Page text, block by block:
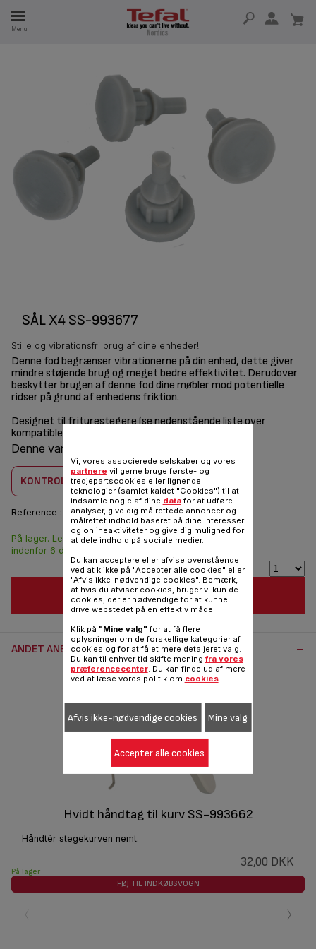
Menu
SÅL X4 SS-993677
Stille og vibrationsfri brug af dine enheder!
Denne fod begrænser vibrationerne på din enhed, dette giver
mindre støjende brug og meget bedre effektivitet. Derudover
beskytter brugen af ​​denne fod dine møbler mod potentielle
ridser på grund af enhedens friktion.
Designet til friturestegere (se nedenstående liste over
kompatible produkter)
Denne vare er kombatilbel med
KONTROLLER KOMBABILITET
Reference : SS-993677
24,00 DKK
På lager. Leveringen
indenfor 6 dage.
FØJ TIL INDKØBSVOGN
ANDET ANBEFALET TILBEHØR:
Hvidt håndtag til kurv SS-993662
Håndtér stegekurven nemt.
32,00 DKK
På lager
FØJ TIL INDKØBSVOGN
›
Vi, vores associerede selskaber og vores
partnere vil gerne bruge første- og
tredjepartscookies eller lignende
teknologier (samlet kaldet "Cookies") til at
indsamle nogle af dine datafor at udføre
analyser, give dig målrettede annoncer og
målrettet indhold baseret på dine interesser
og onlineaktiviteter og give dig mulighed for
at dele indhold på sociale medier.
Du kan acceptere eller afvise ovenstående
ved at klikke på "Accepter alle cookies" eller
"Afvis ikke-nødvendige cookies". Bemærk,
at hvis du afviser cookies, bruger vi kun de
cookies, der er nødvendige for at kunne
drive webstedet på en effektiv måde.
Klik på "Mine valg" for at få flere
oplysninger om de forskellige kategorier af
cookies og for at få et mere detaljeret valg.
Du kan til enhver tid skifte mening fra vores
præferencecenter. Du kan finde ud af mere
ved at læse vores politik om cookies.
Afvis ikke-nødvendige cookies Mine valg
Accepter alle cookies